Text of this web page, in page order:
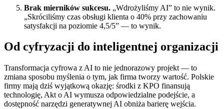
Brak mierników sukcesu. „Wdrożyliśmy AI” to nie wynik.
„Skróciliśmy czas obsługi klienta o 40% przy zachowaniu
satysfakcji na poziomie 4,5/5” — to wynik.
Od cyfryzacji do inteligentnej organizacji
Transformacja cyfrowa z AI to nie jednorazowy projekt — to
zmiana sposobu myślenia o tym, jak firma tworzy wartość. Polskie
firmy mają dziś wyjątkową okazję: środki z KPO finansują
technologię, Akt o AI wymusza odpowiedzialne podejście, a
dostępność narzędzi generatywnej AI obniża barierę wejścia.